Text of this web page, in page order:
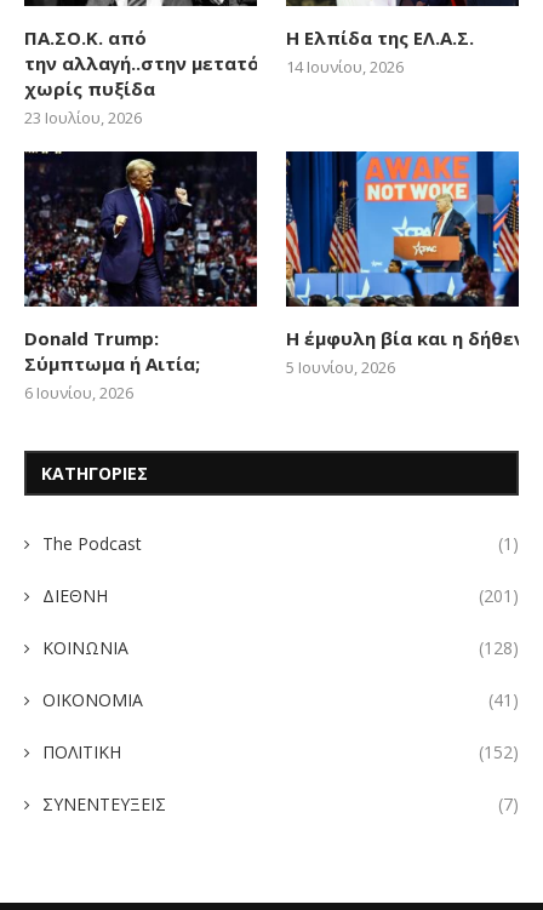
ΠΑ.ΣΟ.Κ. από
την αλλαγή..στην μετατόπιση
χωρίς πυξίδα
23 Ιουλίου, 2026
Η Ελπίδα της ΕΛ.Α.Σ.
14 Ιουνίου, 2026
Donald Trump:
Σύμπτωμα ή Αιτία;
6 Ιουνίου, 2026
Η έμφυλη βία και η δήθεν
5 Ιουνίου, 2026
ΚΑΤΗΓΟΡΙΕΣ
The Podcast (1)
ΔΙΕΘΝΗ (201)
ΚΟΙΝΩΝΙΑ (128)
ΟΙΚΟΝΟΜΙΑ (41)
ΠΟΛΙΤΙΚΗ (152)
ΣΥΝΕΝΤΕΥΞΕΙΣ (7)